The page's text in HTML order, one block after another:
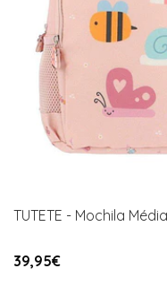
TUTETE - Mochila
39,95€